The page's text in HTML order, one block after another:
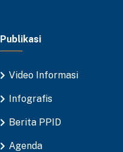
Publikasi
Video Informasi
Infografis
Berita PPID
Agenda